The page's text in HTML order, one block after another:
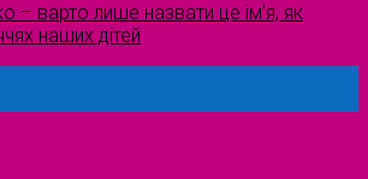
– варто лише назвати це ім’я, як
наших дітей